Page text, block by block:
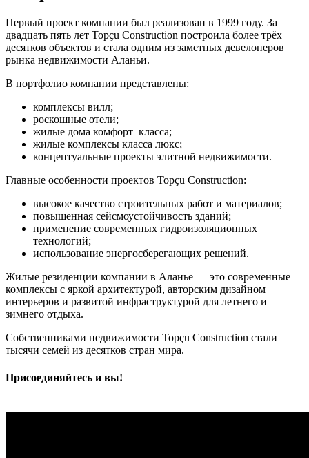
Первый проект компании был реализован в 1999 году. За
двадцать пять лет Topçu Construction построила более трёх
десятков объектов и стала одним из заметных девелоперов
рынка недвижимости Аланьи.
В портфолио компании представлены:
комплексы вилл;
роскошные отели;
жилые дома комфорт–класса;
жилые комплексы класса люкс;
концептуальные проекты элитной недвижимости.
Главные особенности проектов Topçu Construction:
высокое качество строительных работ и материалов;
повышенная сейсмоустойчивость зданий;
применение современных гидроизоляционных
технологий;
использование энергосберегающих решений.
Жилые резиденции компании в Аланье — это современные
комплексы с яркой архитектурой, авторским дизайном
интерьеров и развитой инфраструктурой для летнего и
зимнего отдыха.
Собственниками недвижимости Topçu Construction стали
тысячи семей из десятков стран мира.
Присоединяйтесь и вы!